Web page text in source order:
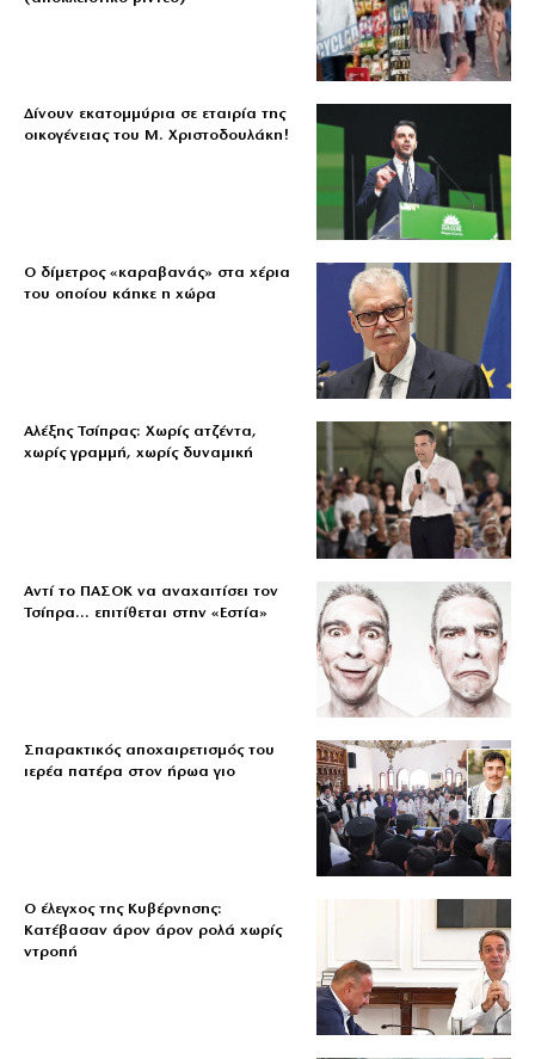
Δίνουν εκατομμύρια σε εταιρία της
οικογένειας του Μ. Χριστοδουλάκη!
Ο δίμετρος «καραβανάς» στα χέρια
του οποίου κάηκε η χώρα
Αλέξης Τσίπρας: Χωρίς ατζέντα,
χωρίς γραμμή, χωρίς δυναμική
Αντί το ΠΑΣΟΚ να αναχαιτίσει τον
Τσίπρα… επιτίθεται στην «Εστία»
Σπαρακτικός αποχαιρετισμός του
ιερέα πατέρα στον ήρωα γιο
Ο έλεγχος της Κυβέρνησης:
Κατέβασαν άρον άρον ρολά χωρίς
ντροπή